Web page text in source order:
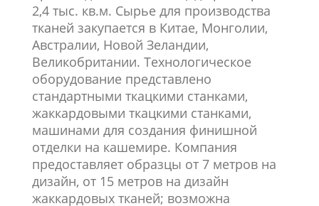
2,4 тыс. кв.м. Сырье для производства
тканей закупается в Китае, Монголии,
Австралии, Новой Зеландии,
Великобритании. Технологическое
оборудование представлено
стандартными ткацкими станками,
жаккардовыми ткацкими станками,
машинами для создания финишной
отделки на кашемире. Компания
предоставляет образцы от 7 метров на
дизайн, от 15 метров на дизайн
жаккардовых тканей; возможна